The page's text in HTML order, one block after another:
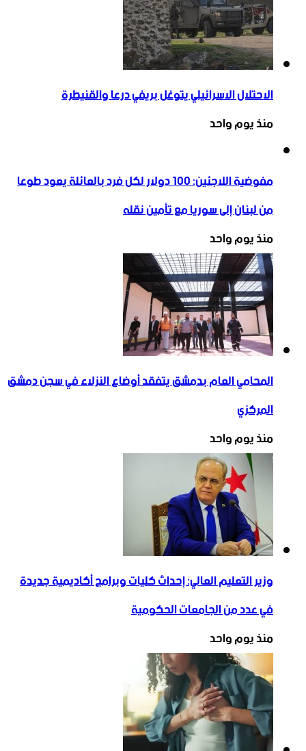
الاحتلال الاسرائيلي يتوغل بريفي درعا والقنيطرة
منذ يوم واحد
مفوضية اللاجئين: 100 دولار لكل فرد بالعائلة يعود طوعا
من لبنان إلى سوريا مع تأمين نقله
منذ يوم واحد
المحامي العام بدمشق يتفقد أوضاع النزلاء في سجن دمشق
المركزي
منذ يوم واحد
وزير التعليم العالي: إحداث كليات وبرامج أكاديمية جديدة
في عدد من الجامعات الحكومية
منذ يوم واحد